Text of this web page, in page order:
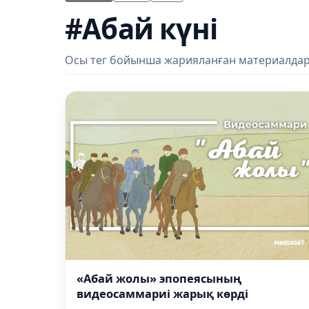
#Абай күні
Осы тег бойынша жарияланған
«Абай жолы» эпопеясының
видеосаммариі жарық көрді